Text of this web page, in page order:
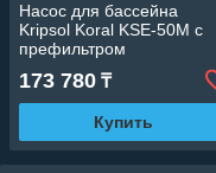
Насос для бассейна
Kripsol Koral KSE-50M c
префильтром
(Производительность 7,5
м3/ч, мощность 0,58 кВт,
220В)
173 780 ₸
Купить